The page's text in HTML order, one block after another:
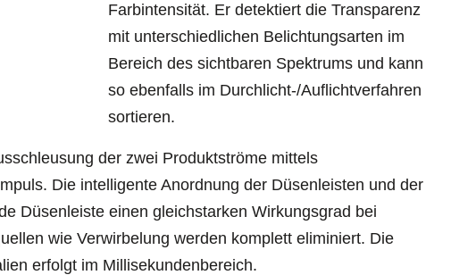
Farbintensität. Er detektiert die Transparenz
mit unterschiedlichen Belichtungsarten im
Bereich des sichtbaren Spektrums und kann
so ebenfalls im Durchlicht-/Auflichtverfahren
sortieren.
der zwei Produktströme mittels
Die intelligente Anordnung der Düsenleisten und der
Düsenleiste einen gleichstarken Wirkungsgrad bei
wie Verwirbelung werden komplett eliminiert. Die
erfolgt im Millisekundenbereich.